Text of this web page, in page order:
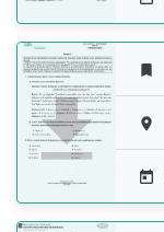



